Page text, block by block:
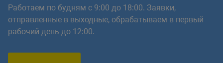
Работаем по будням с 9:00 до 18:00. Заявки,
отправленные в выходные, обрабатываем в первый
рабочий день до 12:00.